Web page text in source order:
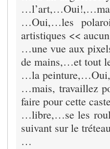
…Oui,…les
artistiques <<
…une vue aux
de mains,…et tout
…la
…mais, travaillez
faire pour cette
…libre,…se les
suivant sur le
…